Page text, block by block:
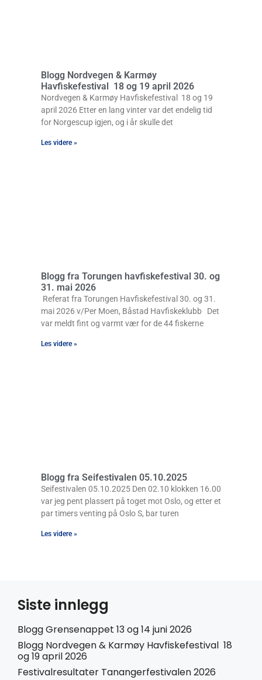
Blogg Nordvegen & Karmøy
Havfiskefestival 18 og 19 april 2026
Nordvegen & Karmøy Havfiskefestival 18 og 19
april 2026 Etter en lang vinter var det endelig tid
for Norgescup igjen, og i år skulle det
Les videre »
Blogg fra Torungen havfiskefestival 30. og
31. mai 2026
Referat fra Torungen Havfiskefestival 30. og 31.
mai 2026 v/Per Moen, Båstad Havfiskeklubb Det
var meldt fint og varmt vær for de 44 fiskerne
Les videre »
Blogg fra Seifestivalen 05.10.2025
Seifestivalen 05.10.2025 Den 02.10 klokken 16.00
var jeg pent plassert på toget mot Oslo, og etter et
par timers venting på Oslo S, bar turen
Les videre »
Siste innlegg
Blogg Grensenappet 13 og 14 juni 2026
Blogg Nordvegen & Karmøy Havfiskefestival 18
og 19 april 2026
Festivalresultater Tanangerfestivalen 2026